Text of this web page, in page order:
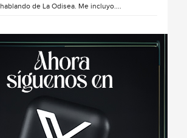
hablando de La Odisea. Me incluyo....